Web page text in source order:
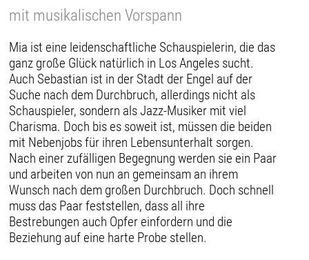
mit musikalischen Vorspann
Mia ist eine leidenschaftliche Schauspielerin, die das
ganz große Glück natürlich in Los Angeles sucht.
Auch Sebastian ist in der Stadt der Engel auf der
Suche nach dem Durchbruch, allerdings nicht als
Schauspieler, sondern als Jazz-Musiker mit viel
Charisma. Doch bis es soweit ist, müssen die beiden
mit Nebenjobs für ihren Lebensunterhalt sorgen.
Nach einer zufälligen Begegnung werden sie ein Paar
und arbeiten von nun an gemeinsam an ihrem
Wunsch nach dem großen Durchbruch. Doch schnell
muss das Paar feststellen, dass all ihre
Bestrebungen auch Opfer einfordern und die
Beziehung auf eine harte Probe stellen.